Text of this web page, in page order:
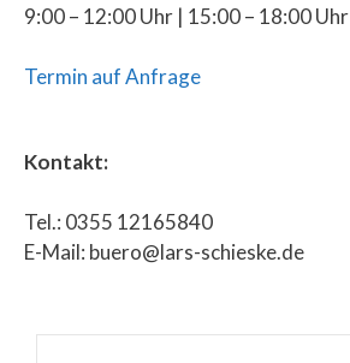
9:00 – 12:00 Uhr | 15:00 – 18:00 Uhr
Termin auf Anfrage
Kontakt:
Tel.: 0355 12165840
E-Mail: buero@lars-schieske.de